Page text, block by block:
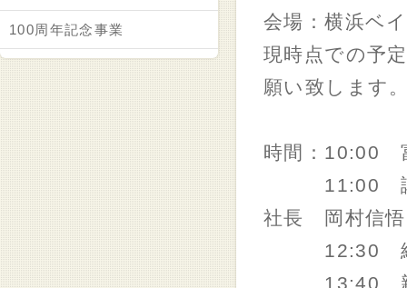
100周年記念事業
会場：横浜ベ
現時点での予
願い致します
時間：10:00
11:00 講演
社長 岡村信
12:30
13:40 親